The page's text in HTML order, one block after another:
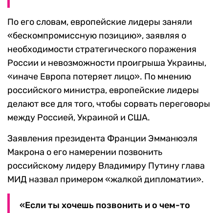
По его словам, европейские лидеры заняли
«бескомпромиссную позицию», заявляя о
необходимости стратегического поражения
России и невозможности проигрыша Украины,
«иначе Европа потеряет лицо». По мнению
российского министра, европейские лидеры
делают все для того, чтобы сорвать переговоры
между Россией, Украиной и США.
Заявления президента Франции Эмманюэля
Макрона о его намерении позвонить
российскому лидеру Владимиру Путину глава
МИД назвал примером «жалкой дипломатии».
«Если ты хочешь позвонить и о чем-то